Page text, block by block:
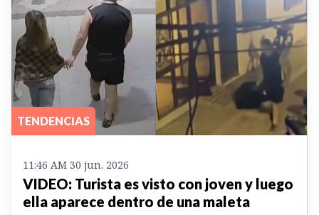
TENDENCIAS
11:46 AM 30 jun. 2026
VIDEO: Turista es visto con joven y luego
ella aparece dentro de una maleta